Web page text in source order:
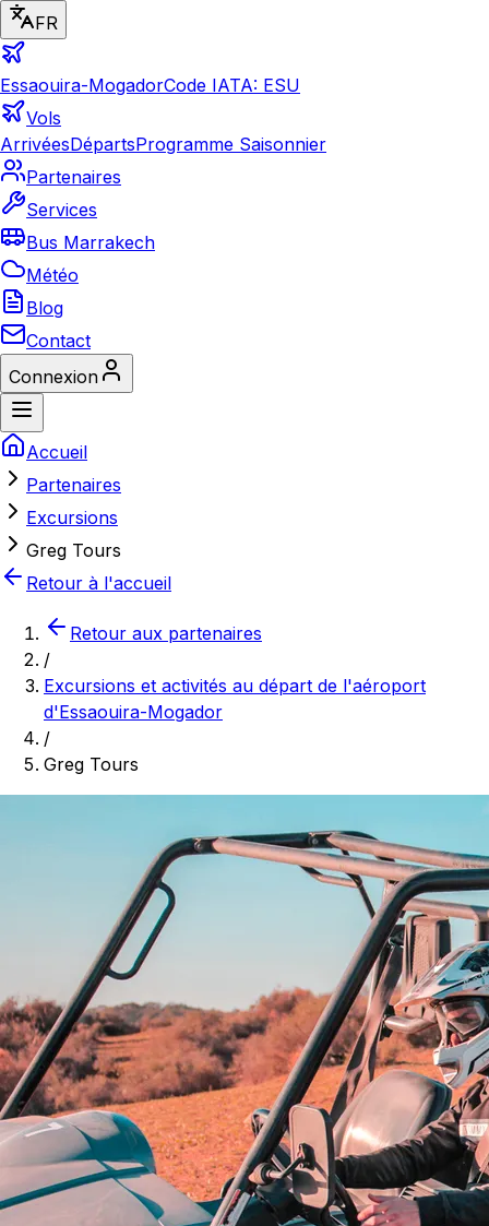
FR
Essaouira-MogadorCode IATA: ESU
Vols
ArrivéesDépartsProgramme Saisonnier
Partenaires
Services
Bus Marrakech
Météo
Blog
Contact
Connexion
Accueil
Partenaires
Excursions
Greg Tours
Retour à l'accueil
Retour aux partenaires
/
Excursions et activités au départ de l'aéroport
d'Essaouira-Mogador
/
Greg Tours